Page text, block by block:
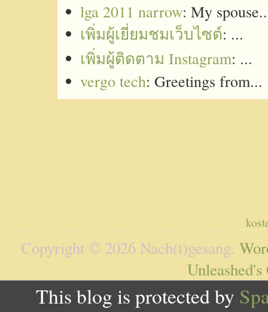
lga 2011 narrow: My
เพิ่มผู้เยี่ยมชมเว็บไซต์: ...
เพิ่มผู้ติดตาม Instagram: ...
vergo tech: Greetings from...
Copyright © 2026 Nach(t)gesang.
Unleashed's
This blog is protected by